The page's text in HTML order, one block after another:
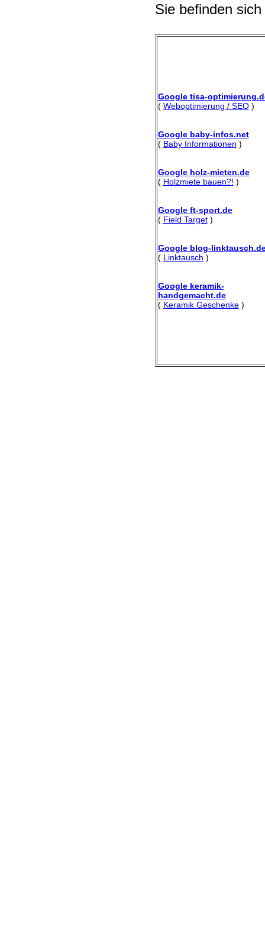
Sie befinden
Google tisa-
( Weboptimierung / SEO)
Google baby-infos.net
( Baby Informationen )
Google holz-mieten.de
( Holzmiete bauen?! )
Google ft-sport.de
( Field Target)
Google blog-
( Linktausch )
Google keramik-
handgemacht.de
( Keramik Geschenke)